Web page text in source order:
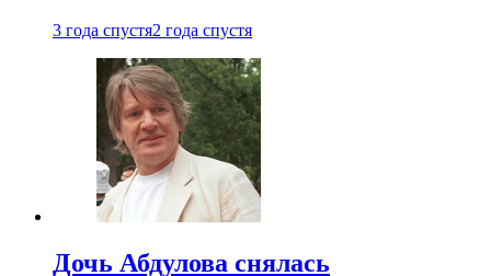
3 года спустя2 года спустя
Дочь Абдулова снялась